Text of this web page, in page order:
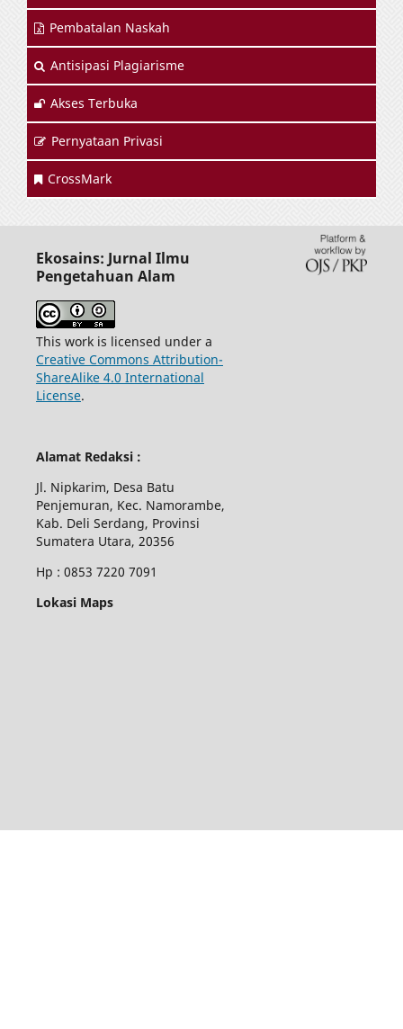
Pembatalan Naskah
Antisipasi Plagiarisme
Akses Terbuka
Pernyataan Privasi
CrossMark
Ekosains: Jurnal Ilmu
Pengetahuan Alam
This work is licensed under a
Creative Commons Attribution-
ShareAlike 4.0 International
License.
Alamat Redaksi :
Jl. Nipkarim, Desa Batu
Penjemuran, Kec. Namorambe,
Kab. Deli Serdang, Provinsi
Sumatera Utara, 20356
Hp : 0853 7220 7091
Lokasi Maps